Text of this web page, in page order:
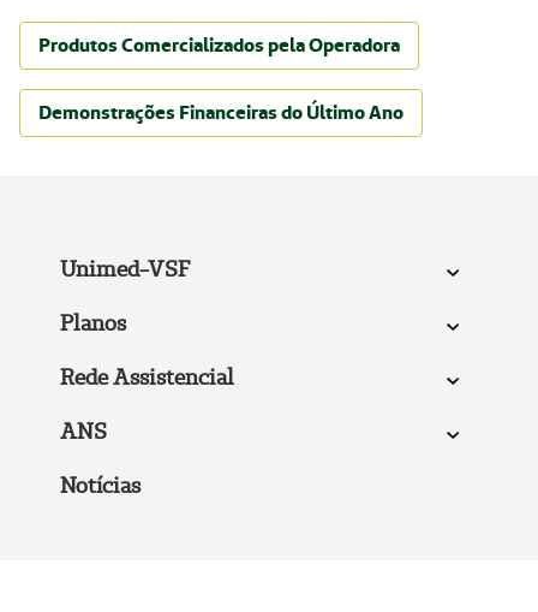
Produtos Comercializados pela Operadora
Demonstrações Financeiras do Último Ano
Unimed-VSF
Planos
Rede Assistencial
ANS
Notícias